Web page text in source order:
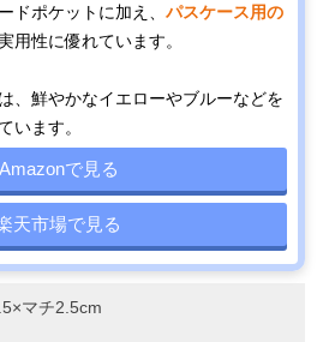
ドポケットに加え、 パスケース用の
用性に優れています。
、鮮やかなイエローやブルーなどを
います。
Amazonで見る
天市場で見る
マチ2.5cm